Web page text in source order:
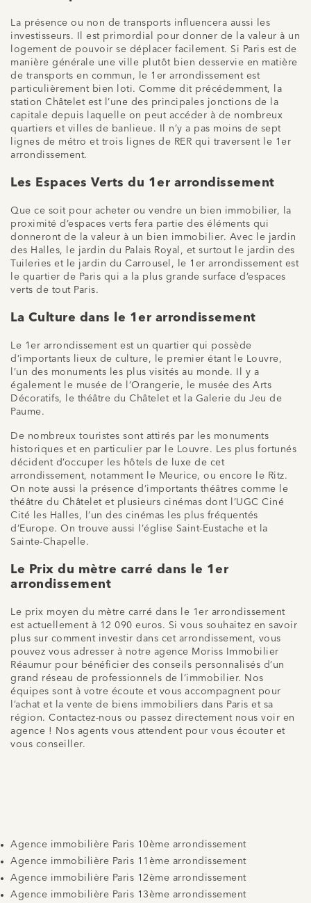
La présence ou non de transports influencera aussi les
investisseurs. Il est primordial pour donner de la valeur à un
logement de pouvoir se déplacer facilement. Si Paris est de
manière générale une ville plutôt bien desservie en matière
de transports en commun, le 1er arrondissement est
particulièrement bien loti. Comme dit précédemment, la
station Châtelet est l’une des principales jonctions de la
capitale depuis laquelle on peut accéder à de nombreux
quartiers et villes de banlieue. Il n’y a pas moins de sept
lignes de métro et trois lignes de RER qui traversent le 1er
arrondissement.
Les Espaces Verts du 1er arrondissement
Que ce soit pour acheter ou vendre un bien immobilier, la
proximité d’espaces verts fera partie des éléments qui
donneront de la valeur à un bien immobilier. Avec le jardin
des Halles, le jardin du Palais Royal, et surtout le jardin des
Tuileries et le jardin du Carrousel, le 1er arrondissement est
le quartier de Paris qui a la plus grande surface d’espaces
verts de tout Paris.
La Culture dans le 1er arrondissement
Le 1er arrondissement est un quartier qui possède
d’importants lieux de culture, le premier étant le Louvre,
l’un des monuments les plus visités au monde. Il y a
également le musée de l’Orangerie, le musée des Arts
Décoratifs, le théâtre du Châtelet et la Galerie du Jeu de
Paume.
De nombreux touristes sont attirés par les monuments
historiques et en particulier par le Louvre. Les plus fortunés
décident d’occuper les hôtels de luxe de cet
arrondissement, notamment le Meurice, ou encore le Ritz.
On note aussi la présence d’importants théâtres comme le
théâtre du Châtelet et plusieurs cinémas dont l’UGC Ciné
Cité les Halles, l’un des cinémas les plus fréquentés
d’Europe. On trouve aussi l’église Saint-Eustache et la
Sainte-Chapelle.
Le Prix du mètre carré dans le 1er
arrondissement
Le prix moyen du mètre carré dans le 1er arrondissement
est actuellement à 12 090 euros. Si vous souhaitez en savoir
plus sur comment investir dans cet arrondissement, vous
pouvez vous adresser à notre agence Moriss Immobilier
Réaumur pour bénéficier des conseils personnalisés d’un
grand réseau de professionnels de l’immobilier. Nos
équipes sont à votre écoute et vous accompagnent pour
l’achat et la vente de biens immobiliers dans Paris et sa
région. Contactez-nous ou passez directement nous voir en
agence ! Nos agents vous attendent pour vous écouter et
vous conseiller.
Agence immobilière Paris 10ème arrondissement
Agence immobilière Paris 11ème arrondissement
Agence immobilière Paris 12ème arrondissement
Agence immobilière Paris 13ème arrondissement